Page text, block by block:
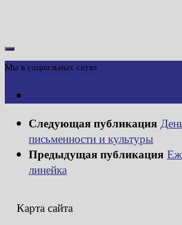
Мы в социальных сетях
Следующая публикация
письменности и культуры
Предыдущая публикация
линейка
Карта сайта